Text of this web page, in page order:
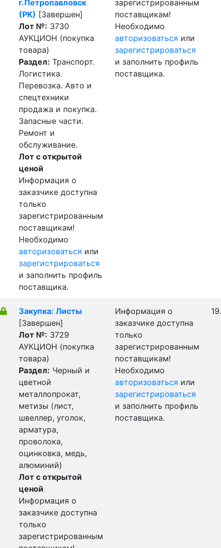
г.Петропавловск
(РК) [Завершен]
Лот №: 3730
АУКЦИОН (покупка
товара)
Раздел: Транспорт.
Логистика.
Перевозка. Авто и
спецтехники
продажа и покупка.
Запасные части.
Ремонт и
обслуживание.
Лот с открытой
ценой
Информация о
заказчике доступна
только
зарегистрированным
поставщикам!
Необходимо
авторизоваться или
зарегистрироваться
и заполнить профиль
поставщика.
зарегистрированным
поставщикам!
Необходимо
авторизоваться или
зарегистрироваться
и заполнить профиль
поставщика.
Закупка: Листы
[Завершен]
Лот №: 3729
АУКЦИОН (покупка
товара)
Раздел: Черный и
цветной
металлопрокат,
метизы (лист,
швеллер, уголок,
арматура,
проволока,
оцинковка, медь,
алюминий)
Лот с открытой
ценой
Информация о
заказчике доступна
только
зарегистрированным
Информация о
заказчике доступна
только
зарегистрированным
поставщикам!
Необходимо
авторизоваться или
зарегистрироваться
и заполнить профиль
поставщика.